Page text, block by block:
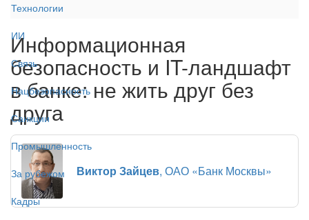
Технологии
ИИ
Связь
Нацбезопасность
Санкции
Промышленность
За рубежом
Кадры
Информационная
безопасность и IT-ландшафт
в банке: не жить друг без
друга
Виктор Зайцев, ОАО «Банк Москвы»